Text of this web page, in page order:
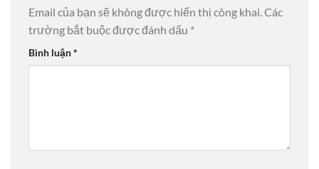
Email của bạn sẽ không được hiển thị công khai.Các
trường bắt buộc được đánh dấu *
Bình luận*